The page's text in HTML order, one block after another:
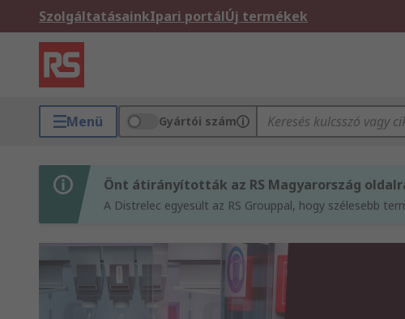
SzolgáltatásainkIpari portálÚj termékek
Menü Gyártói szám
Önt átirányították az RS Magyarország
A Distrelec egyesült az RS Grouppal, hogy szélesebb